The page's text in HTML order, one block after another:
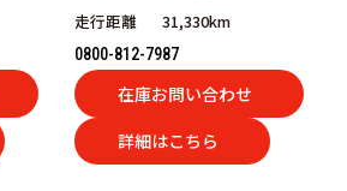
走行距離
31,330km
0800-812-7987
在庫お問い合わせ
詳細はこちら